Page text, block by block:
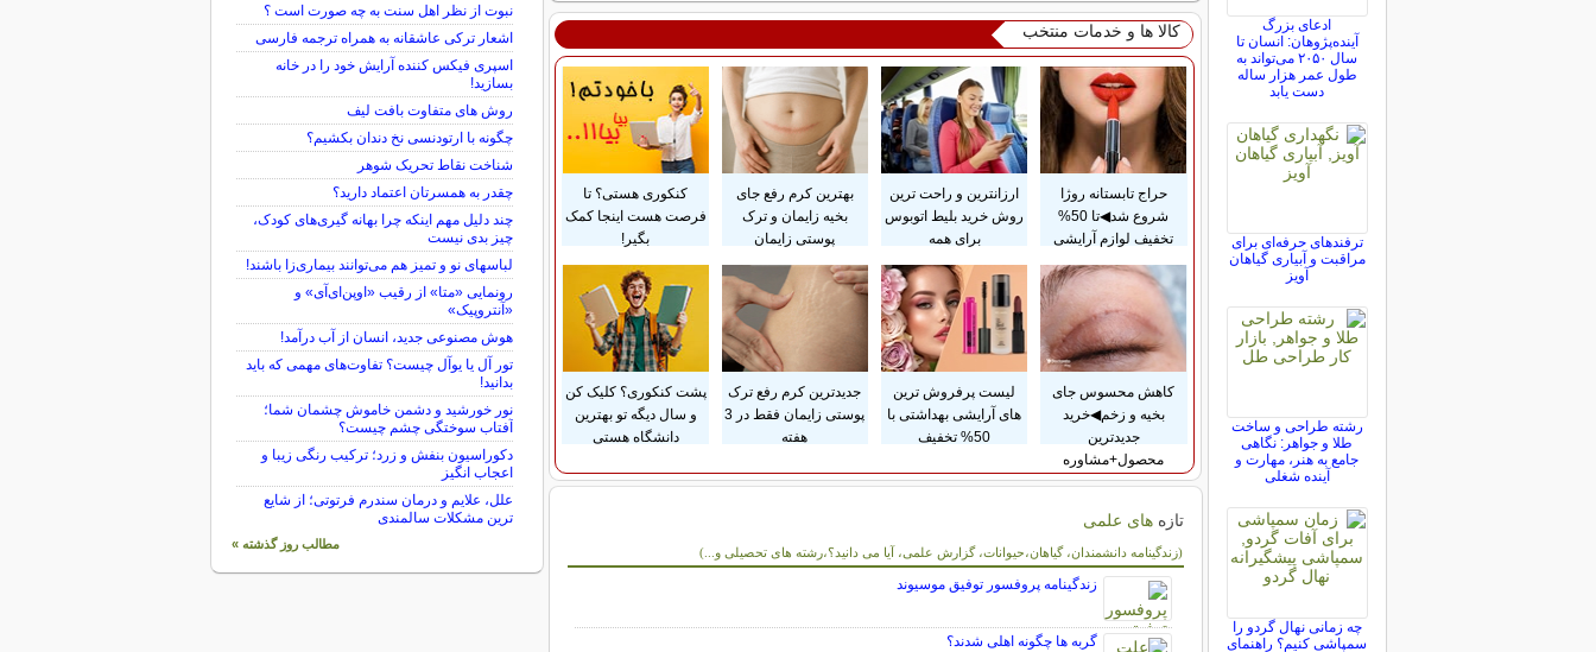
کالا ها و خدمات منتخب
حراج تابستانه روژا
شروع شد◀تا 50%
تخفیف لوازم آرایشی
ارزانترین و راحت ترین
روش خرید بلیط اتوبوس
برای همه
بهترین کرم رفع جای
بخیه زایمان و ترک
پوستی زایمان
کنکوری هستی؟ تا
فرصت هست اینجا کمک
بگیر!
کاهش محسوس جای
بخیه و زخم◀خرید
جدیدترین
محصول+مشاوره
لیست پرفروش ترین
های آرایشی بهداشتی با
50% تخفیف
جدیدترین کرم رفع ترک
پوستی زایمان فقط در 3
هفته
پشت کنکوری؟ کلیک کن
و سال دیگه تو بهترین
دانشگاه هستی
تازه های علمی
(زندگینامه دانشمندان، گیاهان،حیوانات، گزارش علمی، آیا می دانید؟،رشته های تحصیلی و...)
سایر مطالب علمی و آموزشی
زندگینامه پروفسور توفیق موسیوند
گربه ها چگونه اهلی شدند؟
ادعای بزرگ
آینده‌پژوهان: انسان تا
سال ۲۰۵۰ می‌تواند به
طول عمر هزار ساله
دست یابد
ترفندهای حرفه‌ای برای
مراقبت و آبیاری گیاهان
آویز
رشته طراحی و ساخت
طلا و جواهر: نگاهی
جامع به هنر، مهارت و
آینده شغلی
چه زمانی نهال گردو را
سمپاشی کنیم؟ راهنمای
نبوت از نظر اهل سنت به چه صورت است ؟
اشعار ترکی عاشقانه به همراه ترجمه فارسی
اسپری فیکس کننده آرایش خود را در خانه
بسازید!
روش های متفاوت بافت لیف
چگونه با ارتودنسی نخ دندان بکشیم؟
شناخت نقاط تحریک شوهر
چقدر به همسرتان اعتماد دارید؟
چند دلیل مهم اینکه چرا بهانه گیری‌های کودک،
چیز بدی نیست
لباس‎های نو و تمیز هم می‌توانند بیماری‌زا باشند!
رونمایی «متا» از رقیب «اوپن‌ای‌آی» و
«آنتروپیک»
هوش مصنوعی جدید، انسان از آب درآمد!
تور آل یا یوآل چیست؟ تفاوت‌های مهمی که باید
بدانید!
نور خورشید و دشمن خاموش چشمان شما؛
آفتاب سوختگی چشم چیست؟
دکوراسیون بنفش و زرد؛ ترکیب رنگی زیبا و
اعجاب انگیز
علل، علایم و درمان سندرم فرتوتی؛ از شایع
ترین مشکلات سالمندی
مطالب روز گذشته »